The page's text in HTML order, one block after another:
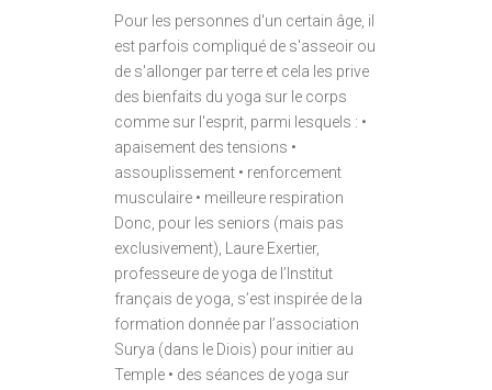
Pour les personnes d'un certain âge, il
est parfois compliqué de s'asseoir ou
de s'allonger par terre et cela les prive
des bienfaits du yoga sur le corps
comme sur l'esprit, parmi lesquels : •
apaisement des tensions •
assouplissement • renforcement
musculaire • meilleure respiration
Donc, pour les seniors (mais pas
exclusivement), Laure Exertier,
professeure de yoga de l’Institut
français de yoga, s’est inspirée de la
formation donnée par l’association
Surya (dans le Diois) pour initier au
Temple • des séances de yoga sur